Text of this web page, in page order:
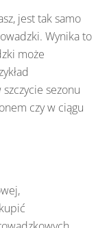
jest tak samo
Wynika to
może
sezonu
czy w ciągu